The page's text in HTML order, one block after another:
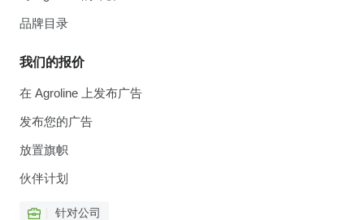
品牌目录
我们的报价
在 Agroline 上发布广告
发布您的广告
放置旗帜
伙伴计划
针对公司